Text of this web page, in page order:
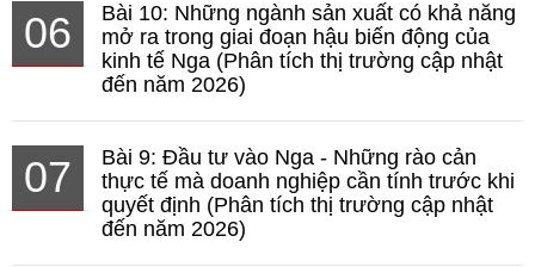
06
Bài 10: Những ngành sản xuất có khả năng
mở ra trong giai đoạn hậu biến động của
kinh tế Nga (Phân tích thị trường cập nhật
đến năm 2026)
07
Bài 9: Đầu tư vào Nga - Những rào cản
thực tế mà doanh nghiệp cần tính trước khi
quyết định (Phân tích thị trường cập nhật
đến năm 2026)